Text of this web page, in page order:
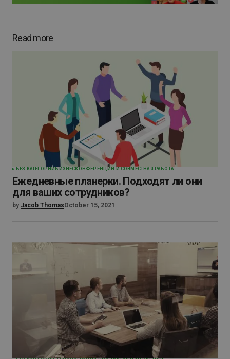
Read more
БЕЗ КАТЕГОРИИ БИЗНЕС КОНФЕРЕНЦИИ И СОВМЕСТНАЯ РАБОТА
Ежедневные планерки. Подходят ли они
для ваших сотрудников?
by Jacob ThomasOctober 15, 2021